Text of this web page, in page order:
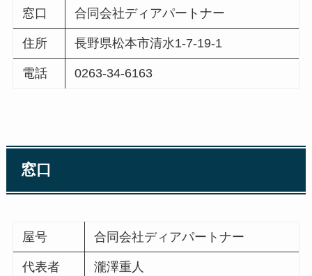
窓口 合同会社ディアパートナー
住所 長野県松本市清水1-7-19-1
電話 0263-34-6163
窓口
屋号 合同会社ディアパートナー
代表者 瀧澤重人